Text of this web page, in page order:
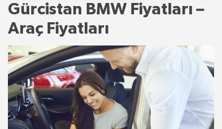
Gürcistan BMW Fiyatları –
Araç Fiyatları